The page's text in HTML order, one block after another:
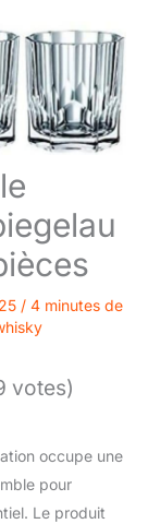
/ 4 minutes de
votes)
occupe une
pour
Le produit